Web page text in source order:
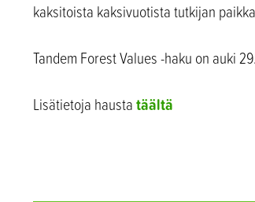
kaksitoista kaksivuotista tutkijan
Tandem Forest Values -haku on auki
Lisätietoja haustatäältä